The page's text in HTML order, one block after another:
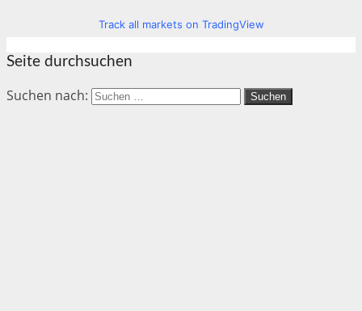
Track all markets on TradingView
Seite durchsuchen
Suchen nach: